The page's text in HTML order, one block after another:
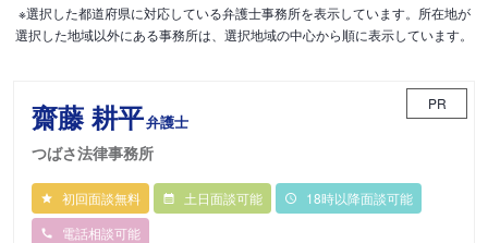
※選択した都道府県に対応している弁護士事務所を表示しています。所在地が
選択した地域以外にある事務所は、選択地域の中心から順に表示しています。
齋藤 耕平弁護士
つばさ法律事務所
PR
初回面談無料 土日面談可能
18時以降面談可能
電話相談可能